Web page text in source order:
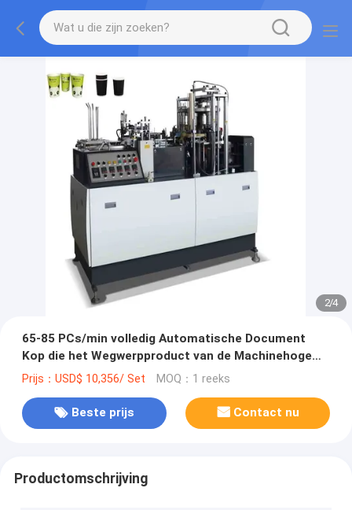
2/4
65-85 PCs/min volledig Automatische Document
Kop die het Wegwerpproduct van de Machinehoge
snelheid maken
Prijs：USD$ 10,356/ Set MOQ：1 reeks
Beste prijs Contact nu
Productomschrijving